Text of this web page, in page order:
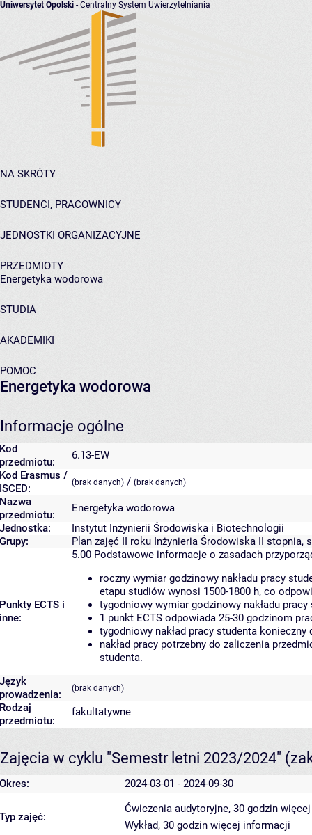
Uniwersytet Opolski - Centralny System Uwierzytelniania
NA SKRÓTY
STUDENCI, PRACOWNICY
JEDNOSTKI ORGANIZACYJNE
PRZEDMIOTY
Energetyka wodorowa
STUDIA
AKADEMIKI
POMOC
Energetyka wodorowa
Informacje ogólne
Kod
przedmiotu:
6.13-EW
Kod Erasmus /
ISCED:
(brak danych) / (brak danych)
Nazwa
przedmiotu:
Energetyka wodorowa
Jednostka:
Instytut Inżynierii Środowiska i Biotechnologii
Grupy:
Plan zajęć II roku Inżynieria Środowiska II stopnia,
Punkty ECTS i
inne:
5.00 Podstawowe informacje o zasadach
roczny wymiar godzinowy nakładu pracy
etapu studiów wynosi 1500-1800 h, co
tygodniowy wymiar godzinowy nakładu
1 punkt ECTS odpowiada 25-30 godzinom
tygodniowy nakład pracy studenta
nakład pracy potrzebny do zaliczenia
studenta.
Język
prowadzenia:
(brak danych)
Rodzaj
przedmiotu:
fakultatywne
Zajęcia w cyklu "Semestr letni 2023/2024"
Okres: 2024-03-01 - 2024-09-30
Typ zajęć:
Ćwiczenia audytoryjne, 30 godzin
Wykład, 30 godzin więcej informacji